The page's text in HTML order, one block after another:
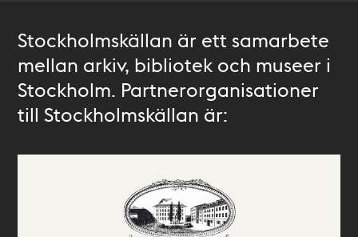
Stockholmskällan är ett samarbete
mellan arkiv, bibliotek och museer i
Stockholm. Partnerorganisationer
till Stockholmskällan är: